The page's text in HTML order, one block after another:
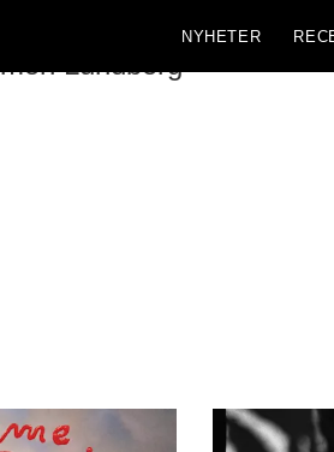
NYHETER
Lundberg